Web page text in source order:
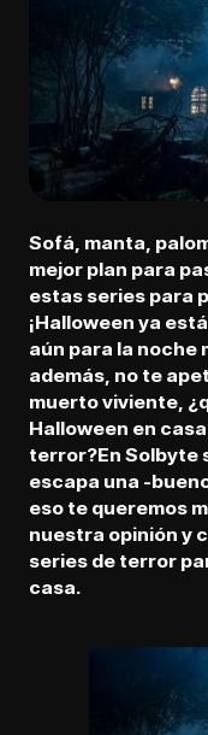
Sofá, manta,
mejor plan para
estas series para
¡Halloween ya
aún para la noche
además, no te
muerto viviente,
Halloween en
terror?En Solbyte
escapa una -
eso te queremos
nuestra opinión y
series de terror
casa.